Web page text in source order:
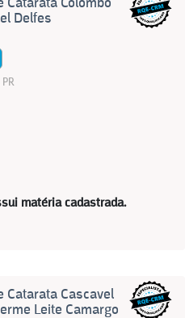
Catarata Colombo
Delfes
matéria cadastrada.
Catarata Cascavel
Leite Camargo